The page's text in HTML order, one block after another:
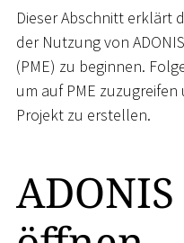
Dieser Abschnitt erklärt
der Nutzung von
(PME) zu beginnen.
um auf PME
Projekt zu erstellen.